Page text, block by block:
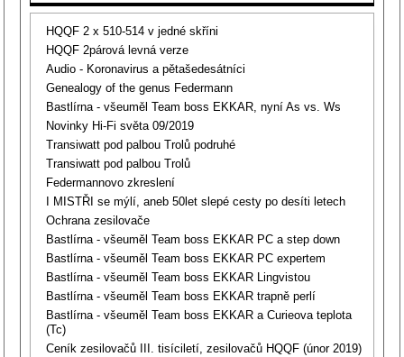
HQQF 2 x 510-514 v jedné skříni
HQQF 2párová levná verze
Audio - Koronavirus a pětašedesátníci
Genealogy of the genus Federmann
Bastlírna - všeuměl Team boss EKKAR, nyní As vs. Ws
Novinky Hi-Fi světa 09/2019
Transiwatt pod palbou Trolů podruhé
Transiwatt pod palbou Trolů
Federmannovo zkreslení
I MISTŘI se mýlí, aneb 50let slepé cesty po desíti letech
Ochrana zesilovače
Bastlírna - všeuměl Team boss EKKAR PC a step down
Bastlírna - všeuměl Team boss EKKAR PC expertem
Bastlírna - všeuměl Team boss EKKAR Lingvistou
Bastlírna - všeuměl Team boss EKKAR trapně perlí
Bastlírna - všeuměl Team boss EKKAR a Curieova teplota
(Tc)
Ceník zesilovačů III. tisíciletí, zesilovačů HQQF (únor 2019)